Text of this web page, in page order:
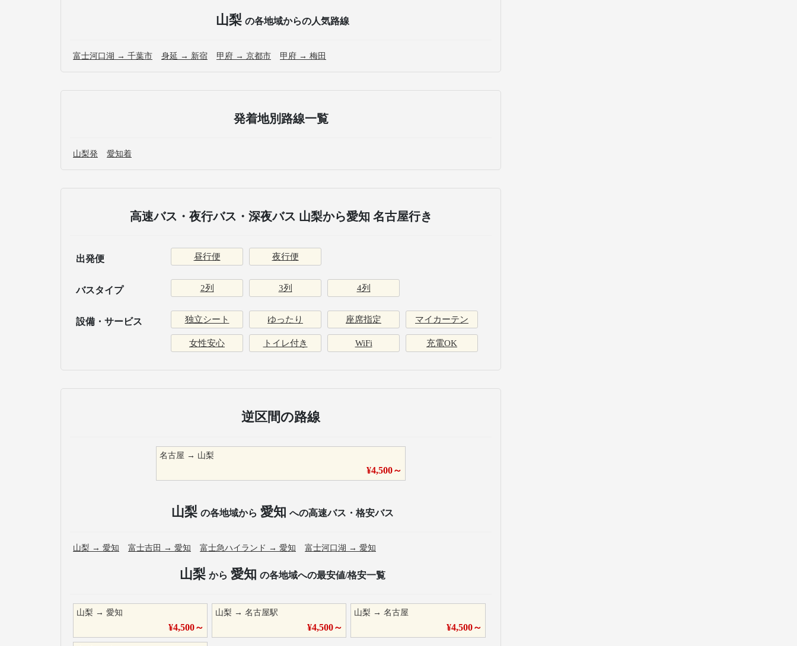
山梨 の各地域からの人気路線
富士河口湖 → 千葉市 身延 → 新宿 甲府 → 京都市 甲府 → 梅田
発着地別路線一覧
山梨発 愛知着
高速バス・夜行バス・深夜バス 山梨から愛知 名古屋行き
出発便 昼行便 夜行便
バスタイプ 2列 3列 4列
設備・サービス 独立シート ゆったり 座席指定 マイカーテン
女性安心 トイレ付き WiFi 充電OK
逆区間の路線
名古屋 → 山梨
¥4,500～
山梨 の各地域から 愛知 への高速バス・格安バス
山梨 → 愛知 富士吉田 → 愛知 富士急ハイランド → 愛知 富士河口湖 → 愛知
山梨 から 愛知 の各地域への最安値/格安一覧
山梨 → 愛知
¥4,500～
山梨 →名古屋駅
¥4,500～
山梨 →名古屋
¥4,500～